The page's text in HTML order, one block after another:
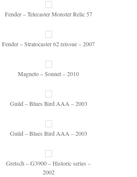
Fender – Telecaster Monster Relic 57
Fender – Stratocaster 62 reissue – 2007
Magneto – Sonnet – 2010
Guild – Blues Bird AAA – 2003
Guild – Blues Bird AAA – 2003
Gretsch – G3900 – Historic series –
2002